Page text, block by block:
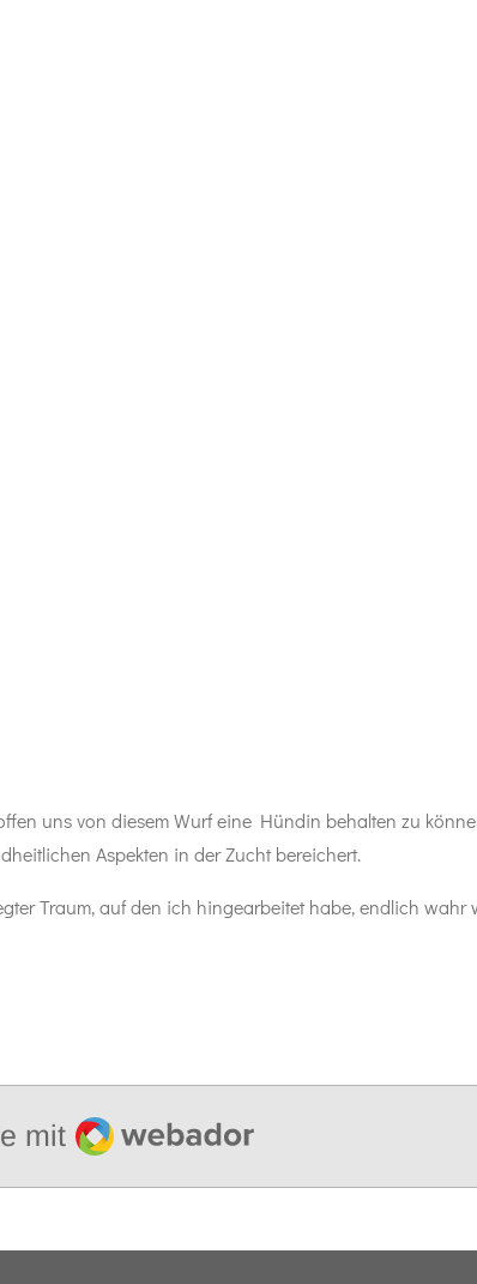
uns von diesem Wurf eine Hündin behalten zu
Aspekten in der Zucht bereichert.
Traum, auf den ich hingearbeitet habe, endlich wahr
mit Webador